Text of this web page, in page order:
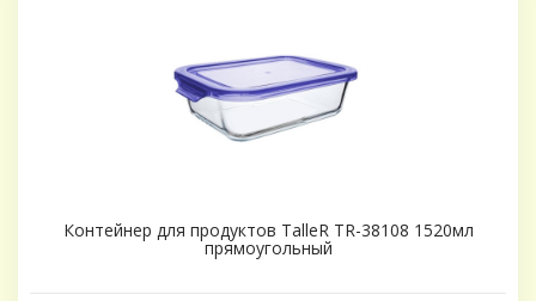
Контейнер для продуктов TalleR TR-38108 1520мл
прямоугольный